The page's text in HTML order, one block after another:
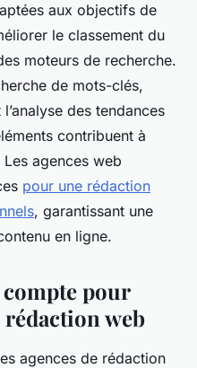
aux objectifs de
le classement du
moteurs de recherche.
de mots-clés,
des tendances
contribuent à
Les agences web
pour une rédaction
, garantissant une
en ligne.
pour
web
agences de rédaction